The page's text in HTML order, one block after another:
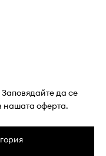
да се
нашата оферта.